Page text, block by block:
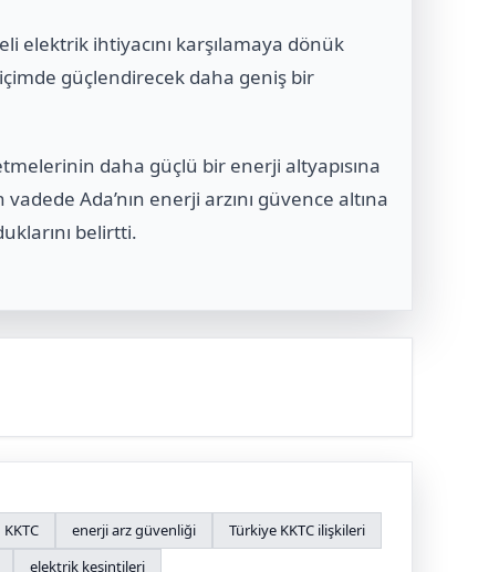
elektrik ihtiyacını karşılamaya dönük
biçimde güçlendirecek daha geniş bir
daha güçlü bir enerji altyapısına
Ada’nın enerji arzını güvence altına
belirtti.
KKTC enerji arz güvenliği
Türkiye KKTC ilişkileri
elektrik kesintileri